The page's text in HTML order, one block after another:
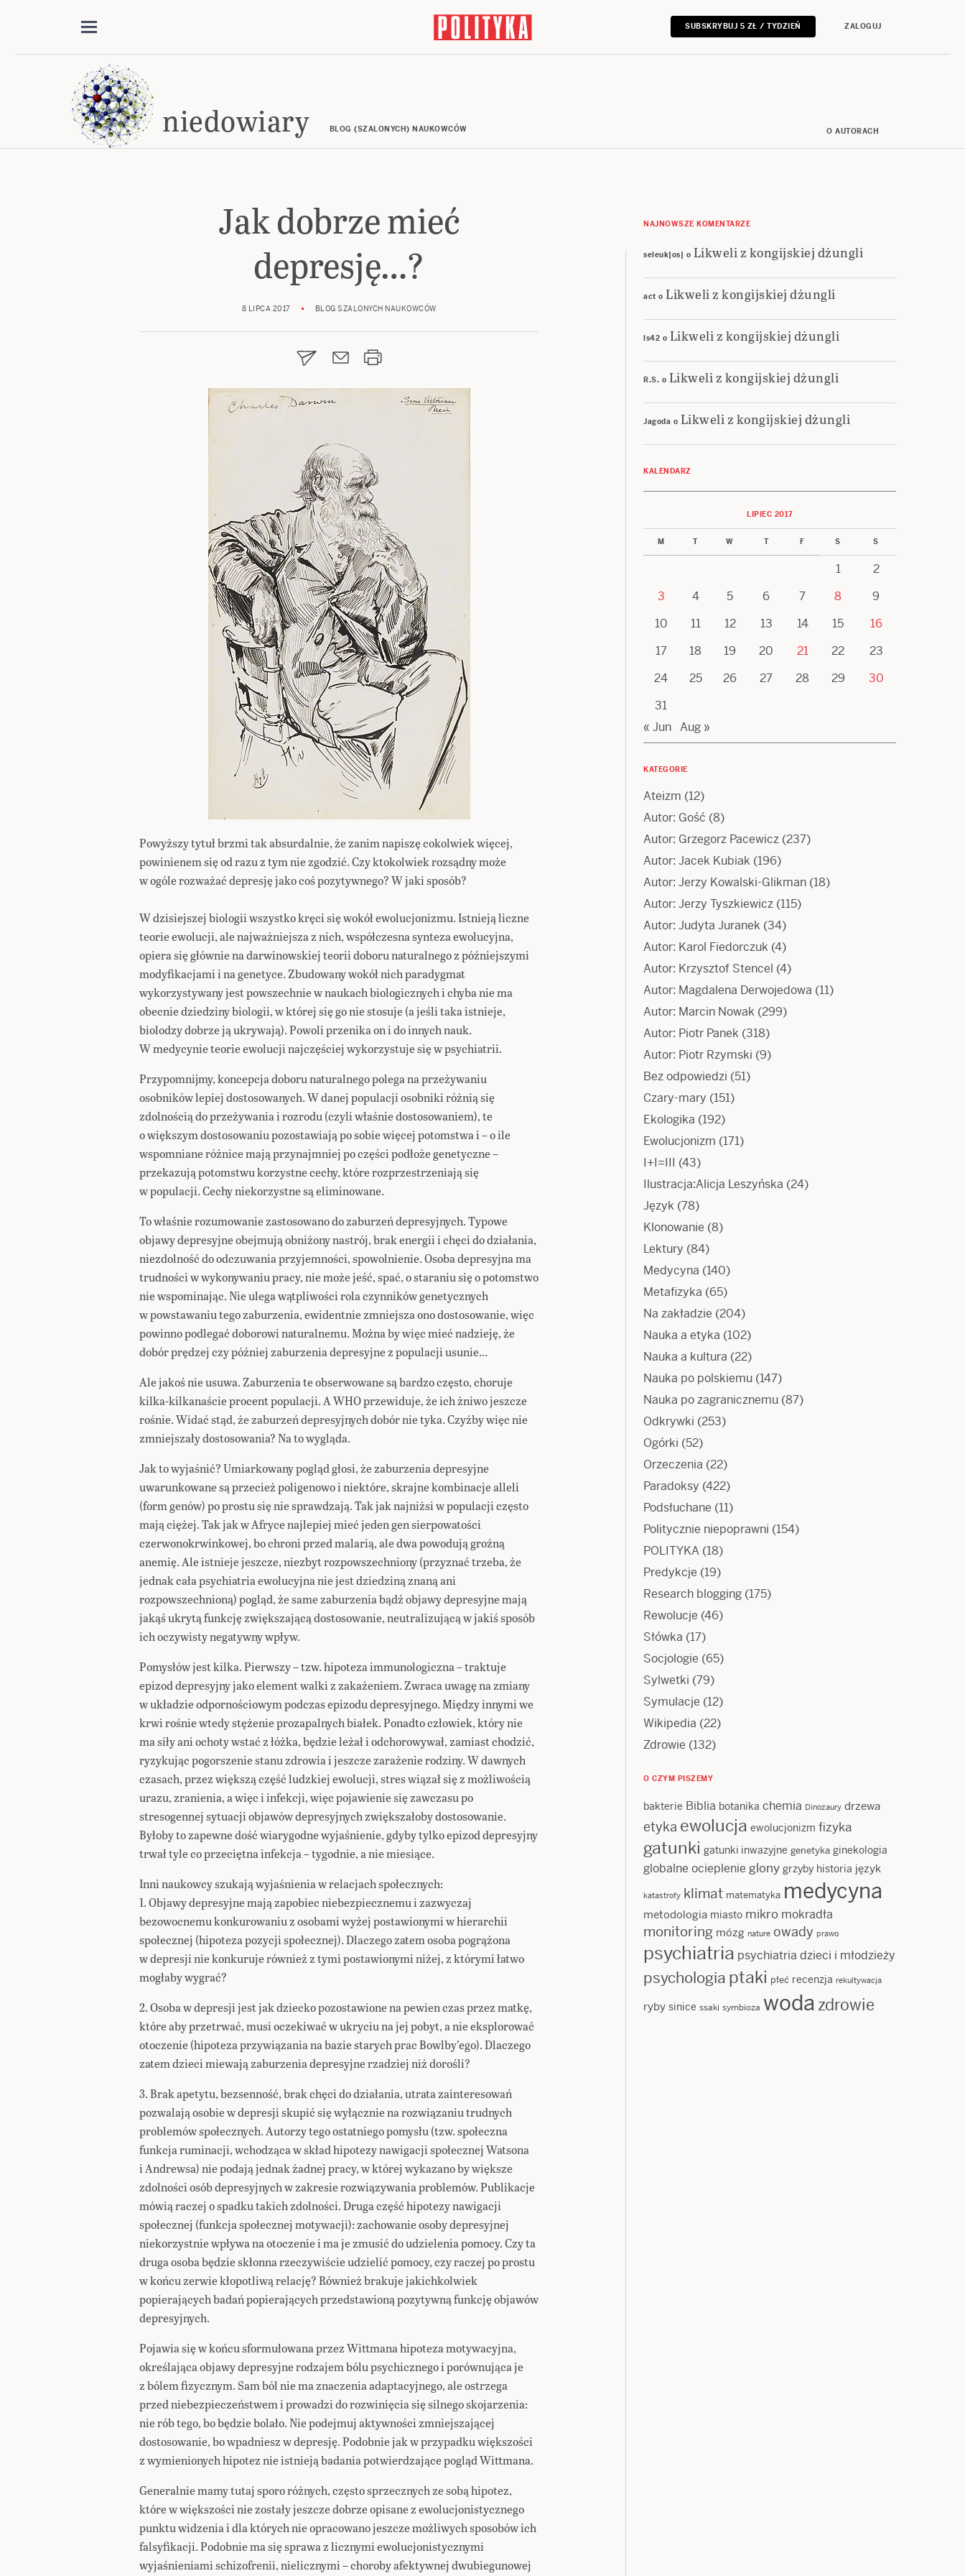
SUBSKRYBUJ 5 ZŁ / TYDZIEŃ ZALOGUJ
niedowiary BLOG (SZALONYCH) NAUKOWCÓW O AUTORACH
Jak dobrze mieć
depresję…?
8 LIPCA 2017 BLOG SZALONYCH NAUKOWCÓW
Powyższy tytuł brzmi tak absurdalnie, że zanim napiszę cokolwiek więcej,
powinienem się od razu z tym nie zgodzić. Czy ktokolwiek rozsądny może
w ogóle rozważać depresję jako coś pozytywnego? W jaki sposób?
W dzisiejszej biologii wszystko kręci się wokół ewolucjonizmu. Istnieją liczne
teorie ewolucji, ale najważniejsza z nich, współczesna synteza ewolucyjna,
opiera się głównie na darwinowskiej teorii doboru naturalnego z późniejszymi
modyfikacjami i na genetyce. Zbudowany wokół nich paradygmat
wykorzystywany jest powszechnie w naukach biologicznych i chyba nie ma
obecnie dziedziny biologii, w której się go nie stosuje (a jeśli taka istnieje,
biolodzy dobrze ją ukrywają). Powoli przenika on i do innych nauk.
W medycynie teorie ewolucji najczęściej wykorzystuje się w psychiatrii.
Przypomnijmy, koncepcja doboru naturalnego polega na przeżywaniu
osobników lepiej dostosowanych. W danej populacji osobniki różnią się
zdolnością do przeżywania i rozrodu (czyli właśnie dostosowaniem), te
o większym dostosowaniu pozostawiają po sobie więcej potomstwa i – o ile
wspomniane różnice mają przynajmniej po części podłoże genetyczne –
przekazują potomstwu korzystne cechy, które rozprzestrzeniają się
w populacji. Cechy niekorzystne są eliminowane.
To właśnie rozumowanie zastosowano do zaburzeń depresyjnych. Typowe
objawy depresyjne obejmują obniżony nastrój, brak energii i chęci do działania,
niezdolność do odczuwania przyjemności, spowolnienie. Osoba depresyjna ma
trudności w wykonywaniu pracy, nie może jeść, spać, o staraniu się o potomstwo
nie wspominając. Nie ulega wątpliwości rola czynników genetycznych
w powstawaniu tego zaburzenia, ewidentnie zmniejsza ono dostosowanie, więc
powinno podlegać doborowi naturalnemu. Można by więc mieć nadzieję, że
dobór prędzej czy później zaburzenia depresyjne z populacji usunie…
Ale jakoś nie usuwa. Zaburzenia te obserwowane są bardzo często, choruje
kilka-kilkanaście procent populacji. A WHO przewiduje, że ich żniwo jeszcze
rośnie. Widać stąd, że zaburzeń depresyjnych dobór nie tyka. Czyżby więc nie
zmniejszały dostosowania? Na to wygląda.
Jak to wyjaśnić? Umiarkowany pogląd głosi, że zaburzenia depresyjne
uwarunkowane są przecież poligenowo i niektóre, skrajne kombinacje alleli
(form genów) po prostu się nie sprawdzają. Tak jak najniżsi w populacji często
mają ciężej. Tak jak w Afryce najlepiej mieć jeden gen sierpowatości
czerwonokrwinkowej, bo chroni przed malarią, ale dwa powodują groźną
anemię. Ale istnieje jeszcze, niezbyt rozpowszechniony (przyznać trzeba, że
jednak cała psychiatria ewolucyjna nie jest dziedziną znaną ani
rozpowszechnioną) pogląd, że same zaburzenia bądź objawy depresyjne mają
jakąś ukrytą funkcję zwiększającą dostosowanie, neutralizującą w jakiś sposób
ich oczywisty negatywny wpływ.
Pomysłów jest kilka. Pierwszy – tzw. hipoteza immunologiczna – traktuje
epizod depresyjny jako element walki z zakażeniem. Zwraca uwagę na zmiany
w układzie odpornościowym podczas epizodu depresyjnego. Między innymi we
krwi rośnie wtedy stężenie prozapalnych białek. Ponadto człowiek, który nie
ma siły ani ochoty wstać z łóżka, będzie leżał i odchorowywał, zamiast chodzić,
ryzykując pogorszenie stanu zdrowia i jeszcze zarażenie rodziny. W dawnych
czasach, przez większą część ludzkiej ewolucji, stres wiązał się z możliwością
urazu, zranienia, a więc i infekcji, więc pojawienie się zawczasu po
stresogennej sytuacji objawów depresyjnych zwiększałoby dostosowanie.
Byłoby to zapewne dość wiarygodne wyjaśnienie, gdyby tylko epizod depresyjny
trwał tyle co przeciętna infekcja – tygodnie, a nie miesiące.
Inni naukowcy szukają wyjaśnienia w relacjach społecznych:
1. Objawy depresyjne mają zapobiec niebezpiecznemu i zazwyczaj
bezowocnemu konkurowaniu z osobami wyżej postawionymi w hierarchii
społecznej (hipoteza pozycji społecznej). Dlaczego zatem osoba pogrążona
w depresji nie konkuruje również z tymi postawionymi niżej, z którymi łatwo
mogłaby wygrać?
2. Osoba w depresji jest jak dziecko pozostawione na pewien czas przez matkę,
które aby przetrwać, musi oczekiwać w ukryciu na jej pobyt, a nie eksplorować
otoczenie (hipoteza przywiązania na bazie starych prac Bowlby’ego). Dlaczego
zatem dzieci miewają zaburzenia depresyjne rzadziej niż dorośli?
3. Brak apetytu, bezsenność, brak chęci do działania, utrata zainteresowań
pozwalają osobie w depresji skupić się wyłącznie na rozwiązaniu trudnych
problemów społecznych. Autorzy tego ostatniego pomysłu (tzw. społeczna
funkcja ruminacji, wchodząca w skład hipotezy nawigacji społecznej Watsona
i Andrewsa) nie podają jednak żadnej pracy, w której wykazano by większe
zdolności osób depresyjnych w zakresie rozwiązywania problemów. Publikacje
mówią raczej o spadku takich zdolności. Druga część hipotezy nawigacji
społecznej (funkcja społecznej motywacji): zachowanie osoby depresyjnej
niekorzystnie wpływa na otoczenie i ma je zmusić do udzielenia pomocy. Czy ta
druga osoba będzie skłonna rzeczywiście udzielić pomocy, czy raczej po prostu
w końcu zerwie kłopotliwą relację? Również brakuje jakichkolwiek
popierających badań popierających przedstawioną pozytywną funkcję objawów
depresyjnych.
Pojawia się w końcu sformułowana przez Wittmana hipoteza motywacyjna,
określająca objawy depresyjne rodzajem bólu psychicznego i porównująca je
z bólem fizycznym. Sam ból nie ma znaczenia adaptacyjnego, ale ostrzega
przed niebezpieczeństwem i prowadzi do rozwinięcia się silnego skojarzenia:
nie rób tego, bo będzie bolało. Nie podejmuj aktywności zmniejszającej
dostosowanie, bo wpadniesz w depresję. Podobnie jak w przypadku większości
z wymienionych hipotez nie istnieją badania potwierdzające pogląd Wittmana.
Generalnie mamy tutaj sporo różnych, często sprzecznych ze sobą hipotez,
które w większości nie zostały jeszcze dobrze opisane z ewolucjonistycznego
punktu widzenia i dla których nie opracowano jeszcze możliwych sposobów ich
falsyfikacji. Podobnie ma się sprawa z licznymi ewolucjonistycznymi
wyjaśnieniami schizofrenii, nielicznymi – choroby afektywnej dwubiegunowej
NAJNOWSZE KOMENTARZE
seleuk|os| o Likweli z kongijskiej dżungli
act o Likweli z kongijskiej dżungli
ls42 o Likweli z kongijskiej dżungli
R.S. o Likweli z kongijskiej dżungli
Jagoda o Likweli z kongijskiej dżungli
KALENDARZ
LIPIEC 2017
M T W T F S S
1
2
3
4 5 6 7 8
9
10
11 12 13 14 15
16
17
18 19 20 21 22
23
24
25 26 27 28 29
30
31
« Jun Aug »
KATEGORIE
Ateizm (12)
Autor: Gość (8)
Autor: Grzegorz Pacewicz (237)
Autor: Jacek Kubiak (196)
Autor: Jerzy Kowalski-Glikman (18)
Autor: Jerzy Tyszkiewicz (115)
Autor: Judyta Juranek (34)
Autor: Karol Fiedorczuk (4)
Autor: Krzysztof Stencel (4)
Autor: Magdalena Derwojedowa (11)
Autor: Marcin Nowak (299)
Autor: Piotr Panek (318)
Autor: Piotr Rzymski (9)
Bez odpowiedzi (51)
Czary-mary (151)
Ekologika (192)
Ewolucjonizm (171)
I+I=III (43)
Ilustracja:Alicja Leszyńska (24)
Język (78)
Klonowanie (8)
Lektury (84)
Medycyna (140)
Metafizyka (65)
Na zakładzie (204)
Nauka a etyka (102)
Nauka a kultura (22)
Nauka po polskiemu (147)
Nauka po zagranicznemu (87)
Odkrywki (253)
Ogórki (52)
Orzeczenia (22)
Paradoksy (422)
Podsłuchane (11)
Politycznie niepoprawni (154)
POLITYKA (18)
Predykcje (19)
Research blogging (175)
Rewolucje (46)
Słówka (17)
Socjologie (65)
Sylwetki (79)
Symulacje (12)
Wikipedia (22)
Zdrowie (132)
O CZYM PISZEMY
bakterie Biblia botanika chemia Dinozaury drzewa
etyka ewolucja ewolucjonizm fizyka
gatunki gatunki inwazyjne genetyka ginekologia
globalne ocieplenie glony grzyby historia język
katastrofy klimat matematyka medycyna
metodologia miasto mikro mokradła
monitoring mózg nature owady prawo
psychiatria psychiatria dzieci i młodzieży
psychologia ptaki płeć recenzja rekultywacja
ryby sinice ssaki symbioza woda zdrowie